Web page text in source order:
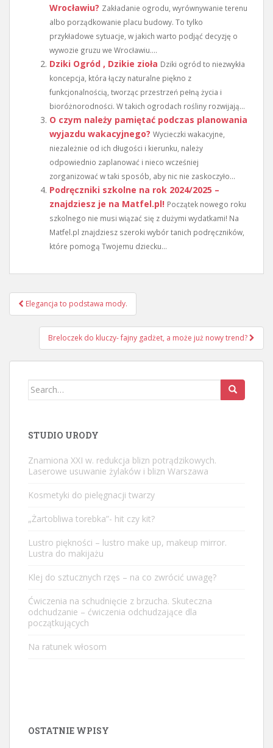
Wrocławiu? Zakładanie ogrodu, wyrównywanie terenu
albo porządkowanie placu budowy. To tylko
przykładowe sytuacje, w jakich warto podjąć decyzję o
wywozie gruzu we Wrocławiu....
Dziki Ogród , Dzikie zioła Dziki ogród to niezwykła
koncepcja, która łączy naturalne piękno z
funkcjonalnością, tworząc przestrzeń pełną życia i
bioróżnorodności. W takich ogrodach rośliny rozwijają...
O czym należy pamiętać podczas planowania
wyjazdu wakacyjnego? Wycieczki wakacyjne,
niezależnie od ich długości i kierunku, należy
odpowiednio zaplanować i nieco wcześniej
zorganizować w taki sposób, aby nic nie zaskoczyło...
Podręczniki szkolne na rok 2024/2025 –
znajdziesz je na Matfel.pl! Początek nowego roku
szkolnego nie musi wiązać się z dużymi wydatkami! Na
Matfel.pl znajdziesz szeroki wybór tanich podręczników,
które pomogą Twojemu dziecku...
Nawigacja
wpisu
Elegancja to podstawa mody.
Breloczek do kluczy- fajny gadżet, a może już nowy trend?
Search
STUDIO URODY
Znamiona XXI w. redukcja blizn potrądzikowych.
Laserowe usuwanie żylaków i blizn Warszawa
Kosmetyki do pielęgnacji twarzy
„Żartobliwa torebka”- hit czy kit?
Lustro piękności – lustro make up, makeup mirror.
Lustra do makijażu
Klej do sztucznych rzęs – na co zwrócić uwagę?
Ćwiczenia na schudnięcie z brzucha. Skuteczna
odchudzanie – ćwiczenia odchudzające dla
początkujących
Na ratunek włosom
OSTATNIE WPISY